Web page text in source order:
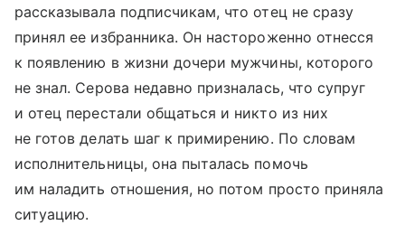
рассказывала подписчикам, что отец не сразу
принял ее избранника. Он настороженно отнесся
к появлению в жизни дочери мужчины, которого
не знал. Серова недавно призналась, что супруг
и отец перестали общаться и никто из них
не готов делать шаг к примирению. По словам
исполнительницы, она пыталась помочь
им наладить отношения, но потом просто приняла
ситуацию.